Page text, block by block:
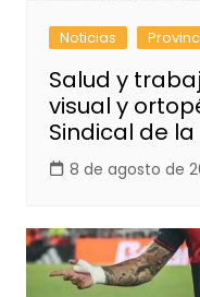
Noticias
Salud y
visual y
Sindical de
8 de agosto de